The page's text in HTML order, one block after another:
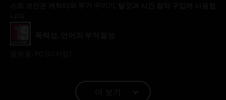
스트 코인은 캐릭터와 무기 꾸미기, 탈것과 시간 절약 구입에 사용됩
폭력성, 언어의 부적절성
© 2019 Ubisoft Entertainment. All Rights Reserved. Tom Clancy’s, Ghost Recon, the
Soldier Icon, Ubisoft and the Ubisoft logo are registered or unregistered trademarks of
더 보기